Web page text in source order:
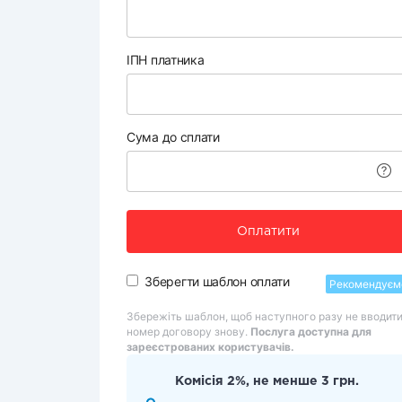
ІПН платника
Сума до сплати
Оплатити
Зберегти шаблон оплати
Збережіть шаблон, щоб наступного разу не вводити
номер договору знову. Послуга доступна для
зареєстрованих користувачів.
Комісія 2%, не менше 3 грн.